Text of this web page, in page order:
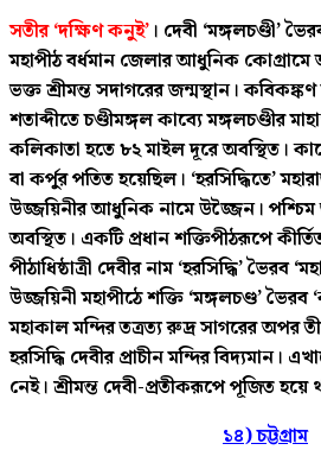
সতীর ‘দক্ষিণ কনুই’ । দেবী ‘মঙ্গলচণ্ডী’
মহাপীঠ বর্ধমান জেলার আধুনিক কোগ্রামে
ভক্ত শ্রীমন্ত সদাগরের জন্মস্থান।
শতাব্দীতে চণ্ডীমঙ্গল কাব্যে মঙ্গলচণ্ডীর
কলিকাতা হতে ৮২ মাইল দূরে অবস্থিত।
বা কর্পুর পতিত হয়েছিল। ‘হরসিদ্ধিতে’
উজ্জয়িনীর আধুনিক নামে উজ্জৈন। পশ্চিম
অবস্থিত। একটি প্রধান শক্তিপীঠরূপে
পীঠাধিষ্ঠাত্রী দেবীর নাম ‘হরসিদ্ধি’ ভৈরব
উজ্জয়িনী মহাপীঠে শক্তি ‘মঙ্গলচণ্ড’ ভৈরব
মহাকাল মন্দির তত্রত্য রুদ্র সাগরের অপর
হরসিদ্ধি দেবীর প্রাচীন মন্দির বিদ্যমান।
নেই। শ্রীমন্ত দেবী-প্রতীকরূপে পূজিত হয়ে
১৪) চট্টগ্রাম